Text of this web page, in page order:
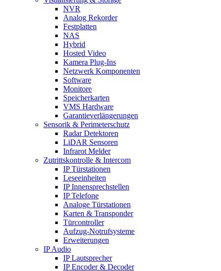
NVR
Analog Rekorder
Festplatten
NAS
Hybrid
Hosted Video
Kamera Plug-Ins
Netzwerk Komponenten
Software
Monitore
Speicherkarten
VMS Hardware
Garantieverlängerungen
Sensorik & Perimeterschutz
Radar Detektoren
LiDAR Sensoren
Infrarot Melder
Zutrittskontrolle & Intercom
IP Türstationen
Leseeinheiten
IP Innensprechstellen
IP Telefone
Analoge Türstationen
Karten & Transponder
Türcontroller
Aufzug-Notrufsysteme
Erweiterungen
IP Audio
IP Lautsprecher
IP Encoder & Decoder